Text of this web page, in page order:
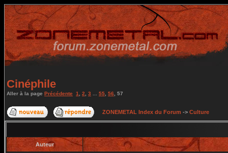
Cinéphile
Aller à la page Précédente 1 2 3 55 56 57
ZONEMETAL Index du Forum -> Culture
Auteur